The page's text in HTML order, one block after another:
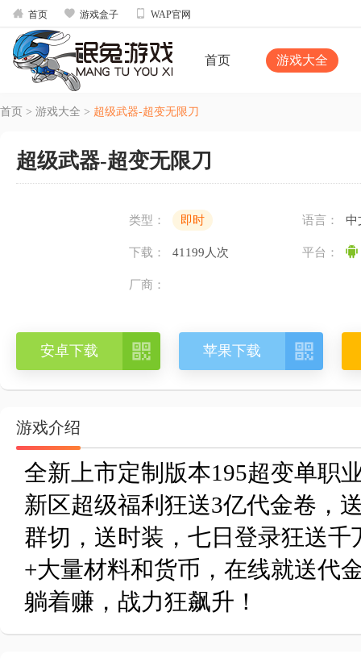
 首页  游戏盒子  WAP官网
首页 游戏大全
首页 > 游戏大全 > 超级武器-超变无限刀
超级武器-超变无限刀
类型： 即时 语言： 中
下载： 41199人次 平台：
厂商：
安卓下载  苹果下载 
游戏介绍
全新上市定制版本195超变单职
新区超级福利狂送3亿代金卷，
群切，送时装，七日登录狂送
+大量材料和货币，在线就送代
躺着赚，战力狂飙升！